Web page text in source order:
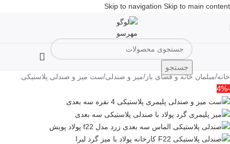
Skip to navigation Skip to main content
جستجو
خانه/مبلمان خانه و فضای باز /میز و صندلی/ست میز و صندلی پلاستیکی
-4%